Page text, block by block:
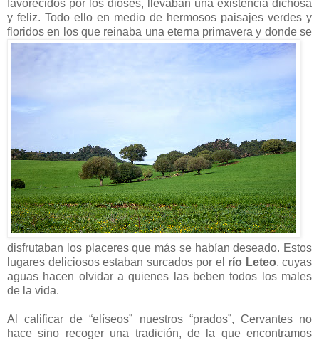
favorecidos por los dioses, llevaban una existencia dichosa
y feliz. Todo ello en medio de hermosos paisajes verdes y
floridos en los que reinaba una eterna primavera y donde se
disfrutaban los placeres que más se habían deseado. Estos
lugares deliciosos estaban surcados por el río Leteo, cuyas
aguas hacen olvidar a quienes las beben todos los males
de la vida.
Al calificar de “elíseos” nuestros “prados”, Cervantes no
hace sino recoger una tradición, de la que encontramos